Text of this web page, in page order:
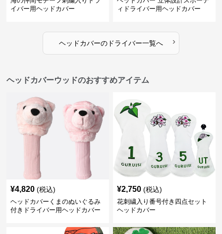
イバー用ヘッドカバー
ィドライバー用ヘッドカバー
ヘッドカバーのドライバー一覧へ ›
ヘッドカバーウッドのおすすめアイテム
¥4,820 (税込)
ヘッドカバーくまのぬいぐるみ
付きドライバー用ヘッドカバー
¥2,750 (税込)
花刺繍入り番号付き四点セット
ヘッドカバー